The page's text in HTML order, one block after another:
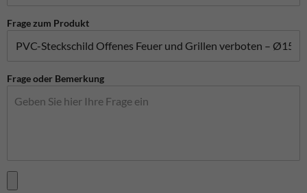
Frage zum Produkt
Frage oder Bemerkung